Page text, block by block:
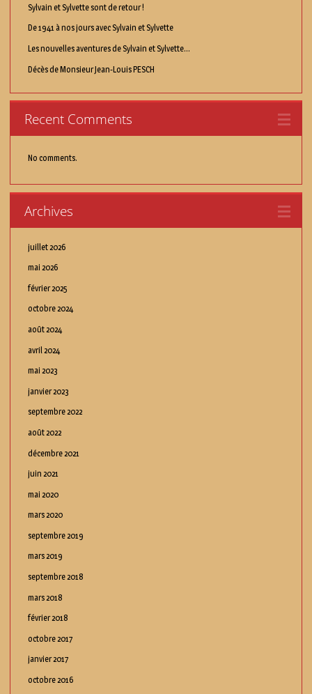
Sylvain et Sylvette sont de retour !
De 1941 à nos jours avec Sylvain et Sylvette
Les nouvelles aventures de Sylvain et Sylvette...
Décès de Monsieur Jean-Louis PESCH
Recent Comments
No comments.
Archives
juillet 2026
mai 2026
février 2025
octobre 2024
août 2024
avril 2024
mai 2023
janvier 2023
septembre 2022
août 2022
décembre 2021
juin 2021
mai 2020
mars 2020
septembre 2019
mars 2019
septembre 2018
mars 2018
février 2018
octobre 2017
janvier 2017
octobre 2016